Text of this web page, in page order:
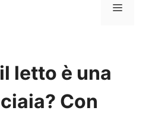
MENU
letto è una
Con